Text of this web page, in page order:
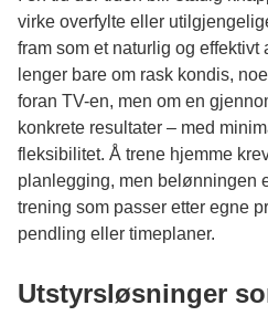
virke overfylte eller
fram som et naturlig og
lenger bare om rask kondis,
foran TV-en, men om en
konkrete resultater – med
fleksibilitet. Å trene hjemme
planlegging, men belønningen
trening som passer etter egne
pendling eller timeplaner.
Utstyrsløsninger